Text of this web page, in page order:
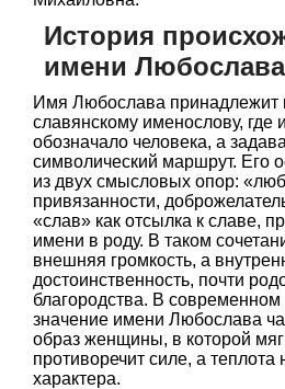
История
имени Любослава
Имя Любослава принадлежит
славянскому именослову, где
обозначало человека, а
символический маршрут. Его
из двух смысловых опор:
привязанности,
«слав» как отсылка к славе,
имени в роду. В таком
внешняя громкость, а
достоинственность, почти
благородства. В современном
значение имени Любослава
образ женщины, в которой
противоречит силе, а теплота
характера.